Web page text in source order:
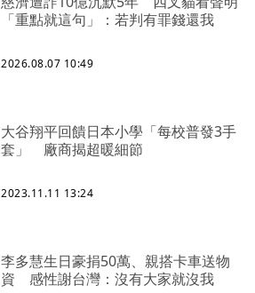
「重點就這句」：若判有罪錢還我
2026.08.07 10:49
大谷翔平回饋日本小學「每校普發3手
套」 廠商揭超暖細節
2023.11.11 13:24
李多慧生日豪捐50萬、親搭卡車送物
資 感性謝台灣：沒有大家就沒我